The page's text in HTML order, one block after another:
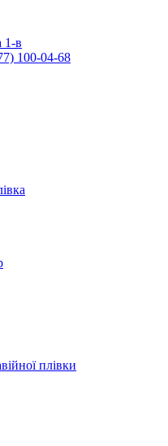
1-в
100-04-68
плівки